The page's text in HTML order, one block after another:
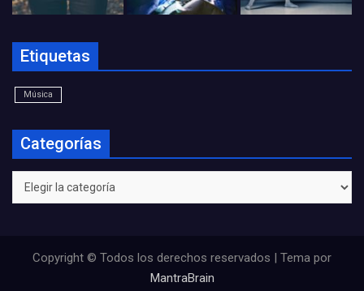
Etiquetas
Música
Categorías
Categorías
Copyright © Todos los derechos reservados | Tema por
MantraBrain